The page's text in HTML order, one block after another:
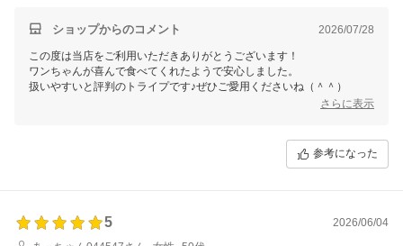
ショップからのコメント 2026/07/28
この度は当店をご利用いただきありがとうございます！
ワンちゃんが喜んで食べてくれたようで安心しました。
扱いやすいと評判のトライプです♪ぜひご愛用くださいね（＾＾）
さらに表示
参考になった
5
2026/06/04